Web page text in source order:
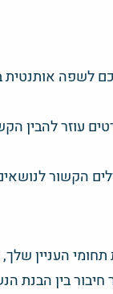
לשפה אותנטית
עוזר להבין
הקשור
תחומי העניין
חיבור בין